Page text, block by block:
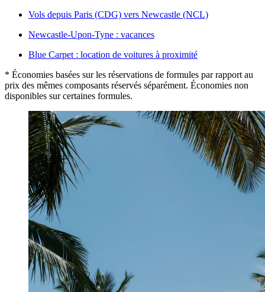
Vols depuis Paris (CDG) vers Newcastle (NCL)
Newcastle-Upon-Tyne : vacances
Blue Carpet : location de voitures à proximité
* Économies basées sur les réservations de formules par rapport au
prix des mêmes composants réservés séparément. Économies non
disponibles sur certaines formules.